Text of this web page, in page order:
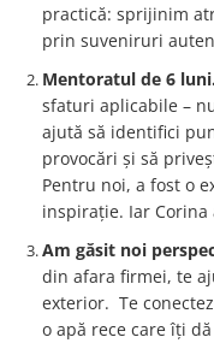
practică: sprijinim
prin suveniruri
Mentoratul de 6 luni.
sfaturi aplicabile –
ajută să identifici
provocări și să
Pentru noi, a fost o
inspirație. Iar
Am găsit noi
din afara firmei, te
exterior. Te
o apă rece care îți